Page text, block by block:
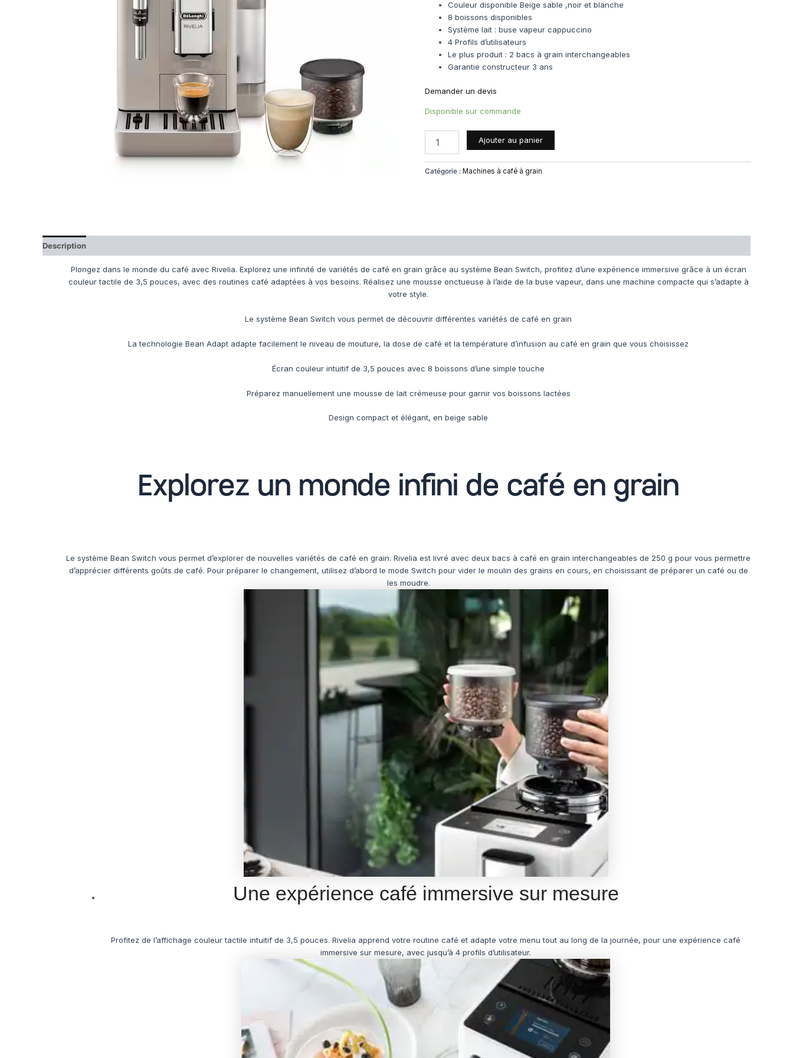
Couleur disponible Beige sable ,noir et blanche
8 boissons disponibles
Système lait : buse vapeur cappuccino
4 Profils d’utilisateurs
Le plus produit : 2 bacs à grain interchangeables
Garantie constructeur 3 ans
Demander un devis
Disponible sur commande
Ajouter au panier
Catégorie : Machines à café à grain
Description
Plongez dans le monde du café avec Rivelia. Explorez une infinité de variétés de café en grain grâce au système Bean Switch, profitez d’une expérience immersive grâce à un écran
couleur tactile de 3,5 pouces, avec des routines café adaptées à vos besoins. Réalisez une mousse onctueuse à l’aide de la buse vapeur, dans une machine compacte qui s’adapte à
votre style.
Le système Bean Switch vous permet de découvrir différentes variétés de café en grain
La technologie Bean Adapt adapte facilement le niveau de mouture, la dose de café et la température d’infusion au café en grain que vous choisissez
Écran couleur intuitif de 3,5 pouces avec 8 boissons d’une simple touche
Préparez manuellement une mousse de lait crémeuse pour garnir vos boissons lactées
Design compact et élégant, en beige sable
Explorez un monde infini de café en grain
Le système Bean Switch vous permet d’explorer de nouvelles variétés de café en grain. Rivelia est livré avec deux bacs à café en grain interchangeables de 250 g pour vous permettre
d’apprécier différents goûts de café. Pour préparer le changement, utilisez d’abord le mode Switch pour vider le moulin des grains en cours, en choisissant de préparer un café ou de
les moudre.
Une expérience café immersive sur mesure
Profitez de l’affichage couleur tactile intuitif de 3,5 pouces. Rivelia apprend votre routine café et adapte votre menu tout au long de la journée, pour une expérience café
immersive sur mesure, avec jusqu’à 4 profils d’utilisateur.